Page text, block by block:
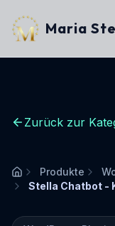
Maria
Zurück zur
Startseite
Produkte